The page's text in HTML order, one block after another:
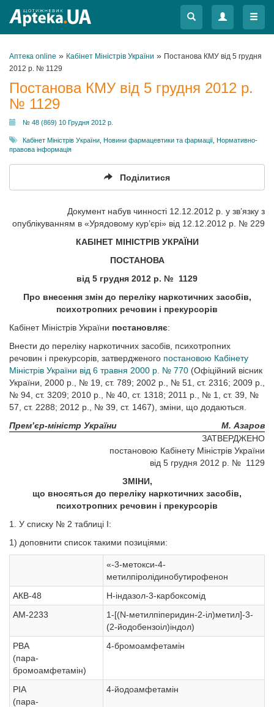
Меню
Меню
Аптека online » Кабінет Міністрів України » Постанова КМУ від 5 грудня
2012 р. № 1129
Постанова КМУ від 5 грудня 2012 р.
№ 1129
№ 48 (869) 10 Грудня 2012 р.
Кабінет Міністрів України Новини фармацевтики та фармації Нормативно-
правова інформація
Поділитися
Документ набув чинності 12.12.2012 р. у зв’язку з
опублікуванням в «Урядовому кур’єрі» від 12.12.2012 р. № 229
КАБІНЕТ МІНІСТРІВ УКРАЇНИ
ПОСТАНОВА
від 5 грудня 2012 р. № 1129
Про внесення змін до переліку наркотичних засобів,
психотропних речовин і прекурсорів
Кабінет Міністрів України постановляє:
Внести до переліку наркотичних засобів, психотропних
речовин і прекурсорів, затвердженого постановою Кабінету
Міністрів України від 6 травня 2000 р. № 770 (Офіційний вісник
України, 2000 р., № 19, ст. 789; 2002 р., № 51, ст. 2316; 2009 р.,
№ 94, ст. 3209; 2010 р., № 40, ст. 1318; 2011 р., № 1, ст. 39, №
57, ст. 2288; 2012 р., № 39, ст. 1467), зміни, що додаються.
Прем’єр-міністр України
М. Азаров
ЗАТВЕРДЖЕНО
постановою Кабінету Міністрів України
від 5 грудня 2012 р. № 1129
ЗМІНИ,
що вносяться до переліку наркотичних засобів,
психотропних речовин і прекурсорів
1. У списку № 2 таблиці І:
1) доповнити список такими позиціями:
«-3-метокси-4-
метилпіролідинобутирофенон
АКВ-48
Н-індазол-3-карбоксомід
АМ-2233
1-[(N-метилпіперидин-2-іл)метил]-3-
(2-йодобензоіл)індол)
РВА
(пара-
бромоамфетамін)
4-бромоамфетамін
РІА
(пара-
4-йодоамфетамін